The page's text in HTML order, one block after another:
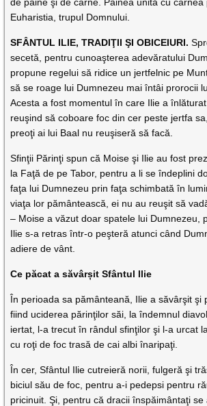
Euharistia, trupul Domnului.
SFÂNTUL ILIE, TRADIŢII ŞI OBICEIURI.
secetă, pentru cunoaşterea adevăratului
propune regelui să ridice un jertfelnic pe
să se roage lui Dumnezeu mai întâi prorocii
Acesta a fost momentul în care Ilie a înlăturat
reuşind să coboare foc din cer peste jertfa
preoţi ai lui Baal nu reuşiseră să facă.
Sfinţii Părinţi spun că Moise şi Ilie au fost
la Faţă de pe Tabor, pentru a li se îndeplini
faţa lui Dumnezeu prin faţa schimbată în
viaţa lor pământească, ei nu au reuşit să
– Moise a văzut doar spatele lui Dumnezeu,
Ilie s-a retras într-o peşteră atunci când
adiere de vânt.
Ce păcat a săvârșit Sfântul Ilie
În perioada sa pământeană, Ilie a săvârşit şi
fiind uciderea părinţilor săi, la îndemnul
iertat, l-a trecut în rândul sfinţilor şi l-a urcat
cu roţi de foc trasă de cai albi înaripaţi.
În cer, Sfântul Ilie cutreieră norii, fulgeră şi
biciul său de foc, pentru a-i pedepsi pentru
pricinuit. Şi, pentru că dracii înspăimântaţi